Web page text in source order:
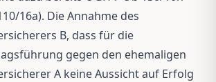
16a). Die Annahme des
B, dass für die
gegen den ehemaligen
A keine Aussicht auf Erfolg